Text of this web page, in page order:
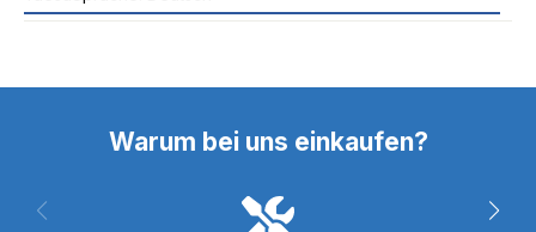
Warum bei uns einkaufen?